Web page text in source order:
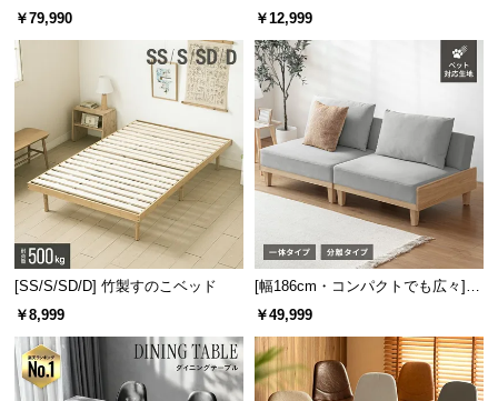
1時間あたりの電気代比較
エアコン こたつ
ニングテーブル 6人掛け 天然木突
板 美しい格子デザイン
￥79,990
キャスター付き 上下左右角度調節
￥12,999
[SS/S/SD/D] 竹製すのこベッド
￥8,999
[幅186cm・コンパクトでも広々] 3
人掛けソファベッド リクライニン
￥49,999